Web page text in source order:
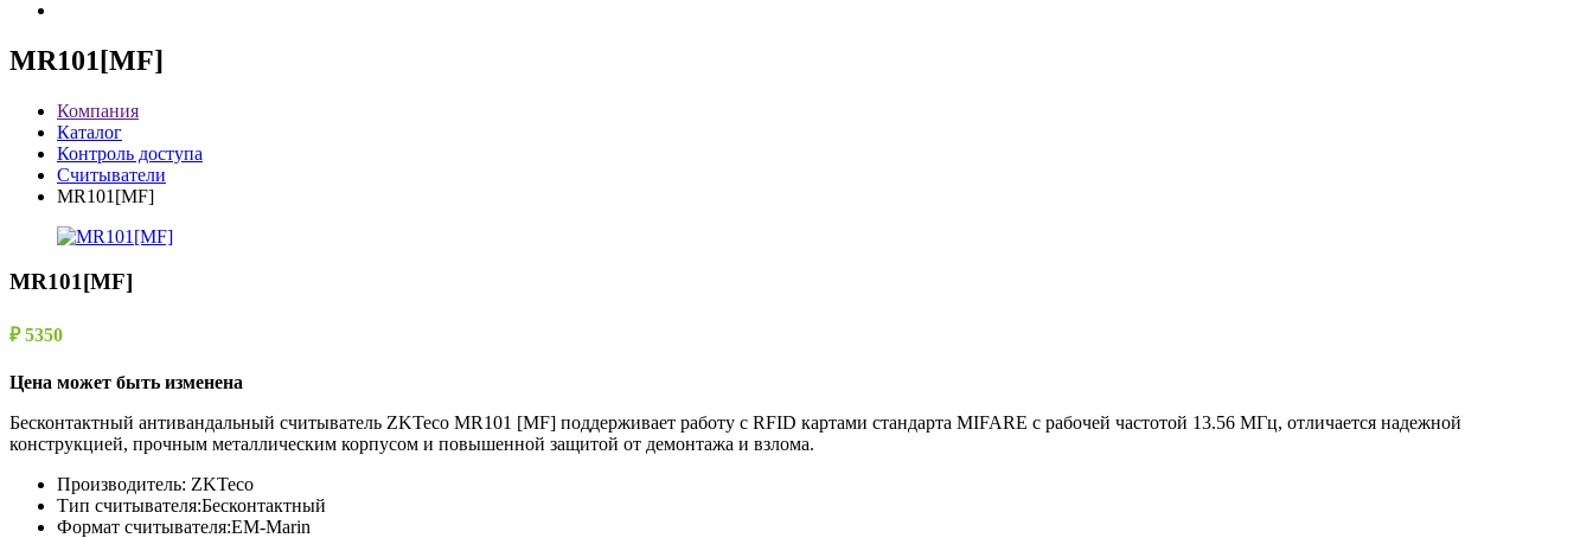
MR101[MF]
Компания
Каталог
Контроль доступа
Считыватели
MR101[MF]
MR101[MF]
₽ 5350
Цена может быть изменена
Бесконтактный антивандальный считыватель ZKTeco MR101 [MF] поддерживает работу с RFID картами стандарта MIFARE с рабочей частотой 13.56 МГц, отличается надежной
конструкцией, прочным металлическим корпусом и повышенной защитой от демонтажа и взлома.
Производитель: ZKTeco
Тип считывателя:Бесконтактный
Формат считывателя:EM-Marin